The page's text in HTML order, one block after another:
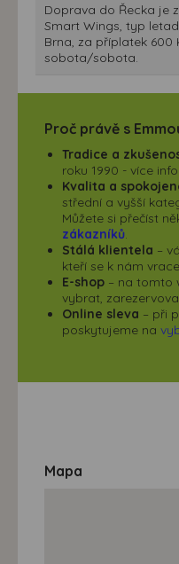
Doprava do Řecka je
Smart Wings, typ
Brna, za příplatek
sobota/sobota.
Proč právě s
Tradice a
roku 1990 - více
Kvalita a
střední a vyšší
Můžete si přečíst
zákazníků.
Stálá klientela –
kteří se k nám
E-shop – na tomto
vybrat,
Online sleva – při
poskytujeme na
Mapa